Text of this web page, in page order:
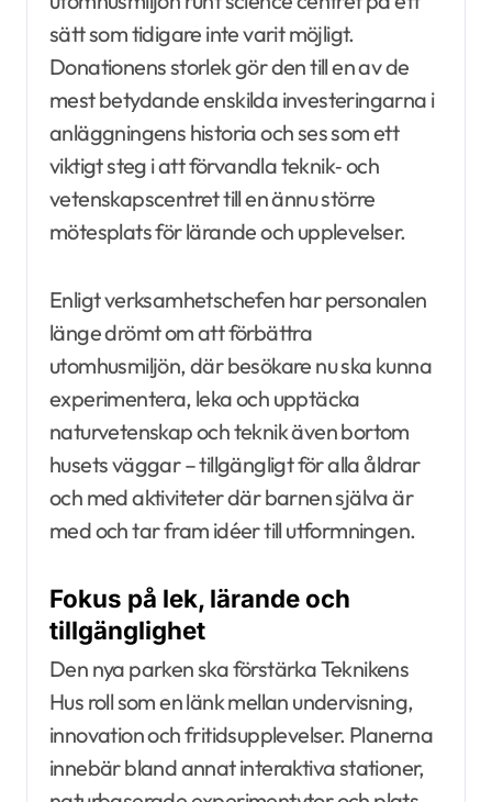
sätt som tidigare inte varit möjligt.
Donationens storlek gör den till en av de
mest betydande enskilda investeringarna i
anläggningens historia och ses som ett
viktigt steg i att förvandla teknik‑ och
vetenskapscentret till en ännu större
mötesplats för lärande och upplevelser.
Enligt verksamhetschefen har personalen
länge drömt om att förbättra
utomhusmiljön, där besökare nu ska kunna
experimentera, leka och upptäcka
naturvetenskap och teknik även bortom
husets väggar – tillgängligt för alla åldrar
och med aktiviteter där barnen själva är
med och tar fram idéer till utformningen.
Fokus på lek, lärande och
tillgänglighet
Den nya parken ska förstärka Teknikens
Hus roll som en länk mellan undervisning,
innovation och fritidsupplevelser. Planerna
innebär bland annat interaktiva stationer,